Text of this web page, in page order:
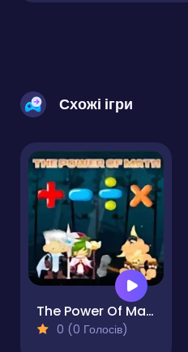
Схожі ігри
The Power Of Math
0 (0 Голосів)